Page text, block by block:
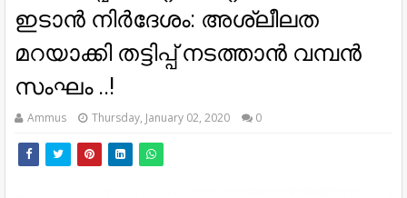
ഇടാൻ നിർദേശം: അശ്ലീലത
മറയാക്കി തട്ടിപ്പ് നടത്താൻ വമ്പൻ
സംഘം ..!
Ammus Thursday, January 02, 2020 0